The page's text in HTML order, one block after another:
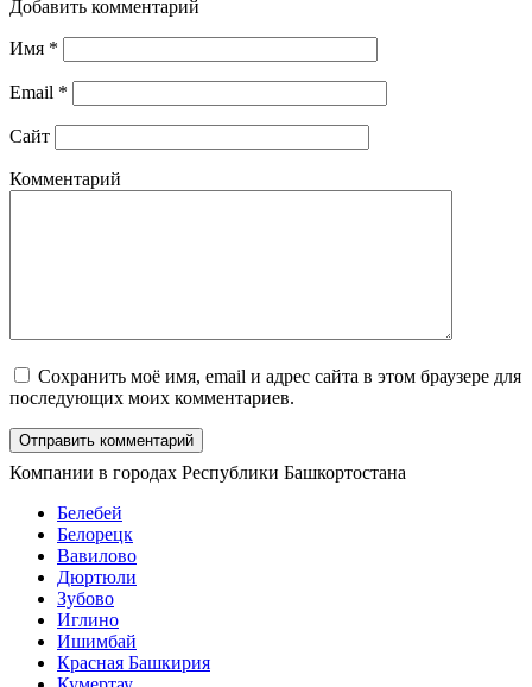
Добавить комментарий
Имя *
Email *
Сайт
Комментарий
Сохранить моё имя, email и адрес сайта в этом браузере для
последующих моих комментариев.
Компании в городах Республики Башкортостана
Белебей
Белорецк
Вавилово
Дюртюли
Зубово
Иглино
Ишимбай
Красная Башкирия